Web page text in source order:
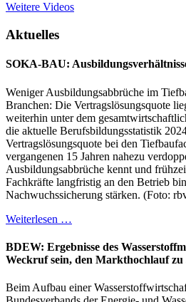
Weitere Videos
Aktuelles
SOKA-BAU:
Weniger Ausbildungsabbrüche im
Branchen: Die Vertragslösungsquote
weiterhin unter dem
die aktuelle Berufsbildungsstatistik
Vertragslösungsquote bei den
vergangenen 15 Jahren nahezu
Ausbildungsabbrüche kennt und
Fachkräfte langfristig an den Betrieb
Nachwuchssicherung stärken. (Foto:
Weiterlesen …
BDEW: Ergebnisse des
Weckruf sein, den Markthochlauf zu
Beim Aufbau einer